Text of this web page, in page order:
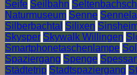
Seife Seilbahn
Naturmuseum Senne
Silberbachtal Silixen
Skysper Skywalk Willingen
Smartphonetaschenlampe
Spaziergang Spenge
Städtetrip Stadtspaziergang